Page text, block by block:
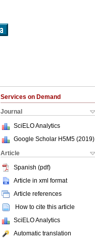
Services on Demand
Journal
SciELO Analytics
Google Scholar H5M5 (2019)
Article
Spanish (pdf)
Article in xml format
Article references
How to cite this article
SciELO Analytics
Automatic translation